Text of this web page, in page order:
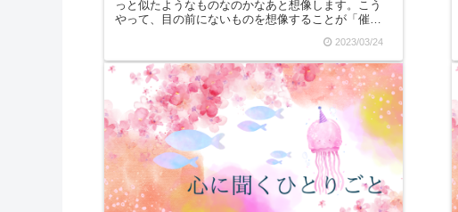
っと似たようなものなのかなあと想像します。こう
やって、目の前にないものを想像することが「催
2023/03/24